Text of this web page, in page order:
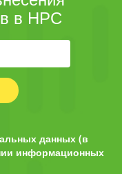
в НРС
данных (в
информационных